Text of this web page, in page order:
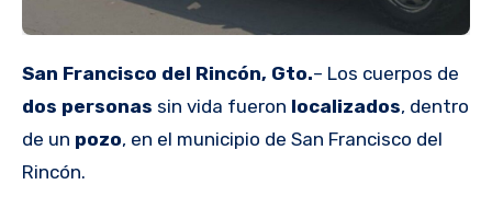
San Francisco del Rincón, Gto.– Los cuerpos de
dos personas sin vida fueron localizados, dentro
de un pozo, en el municipio de San Francisco del
Rincón.